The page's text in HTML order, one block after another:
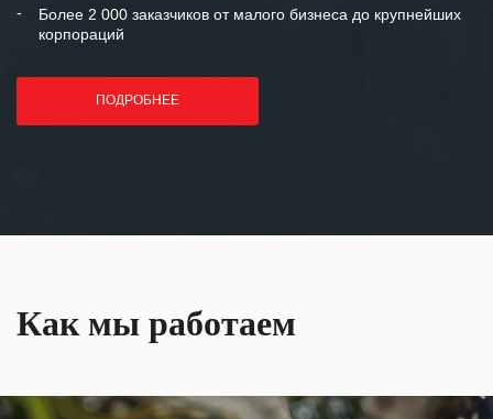
Более 2 000 заказчиков от малого бизнеса до крупнейших
корпораций
ПОДРОБНЕЕ
Как мы работаем